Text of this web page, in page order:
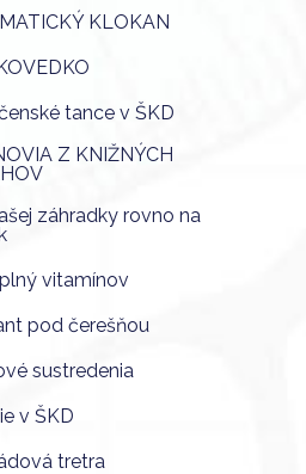
KLOKAN
tance v ŠKD
Z KNIŽNÝCH
záhradky rovno na
vitamínov
pod čerešňou
sustredenia
v ŠKD
tretra